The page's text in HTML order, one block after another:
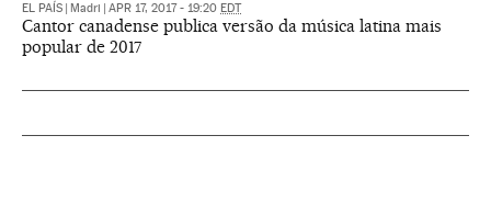
EL PAÍS Madri APR 17, 2017 - 19:20 EDT
Cantor canadense publica versão da música latina mais
popular de 2017